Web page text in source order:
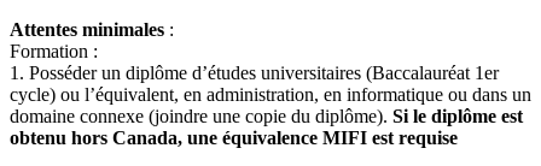
Attentes minimales :
Formation :
1. Posséder un diplôme d’études universitaires (Baccalauréat 1er
cycle) ou l’équivalent, en administration, en informatique ou dans un
domaine connexe (joindre une copie du diplôme). Si le diplôme est
obtenu hors Canada, une équivalence MIFI est requise